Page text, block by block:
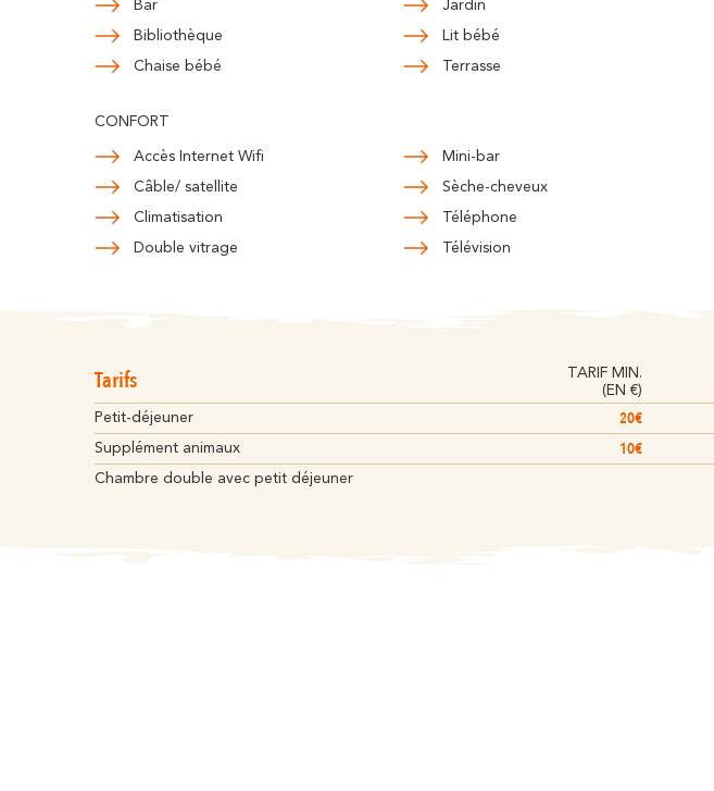
Bar
Bibliothèque
Chaise bébé
Jardin
Lit bébé
Terrasse
CONFORT
Accès Internet Wifi
Câble/ satellite
Climatisation
Double vitrage
Mini-bar
Sèche-cheveux
Téléphone
Télévision
Tarifs
TARIF MIN.
(EN €)
Petit-déjeuner
20€
Supplément animaux 10€
Chambre double avec petit déjeuner